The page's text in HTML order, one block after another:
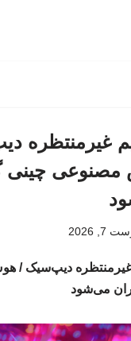
غیرمنتظره
چینی
7, 2026
دیپ‌سیک /
می‌شود